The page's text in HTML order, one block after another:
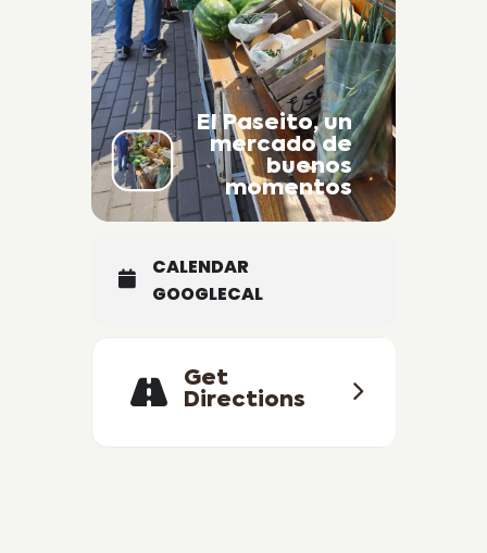
El Paseito, un
mercado de
buenos
momentos
CALENDAR
GOOGLECAL
Get
Directions